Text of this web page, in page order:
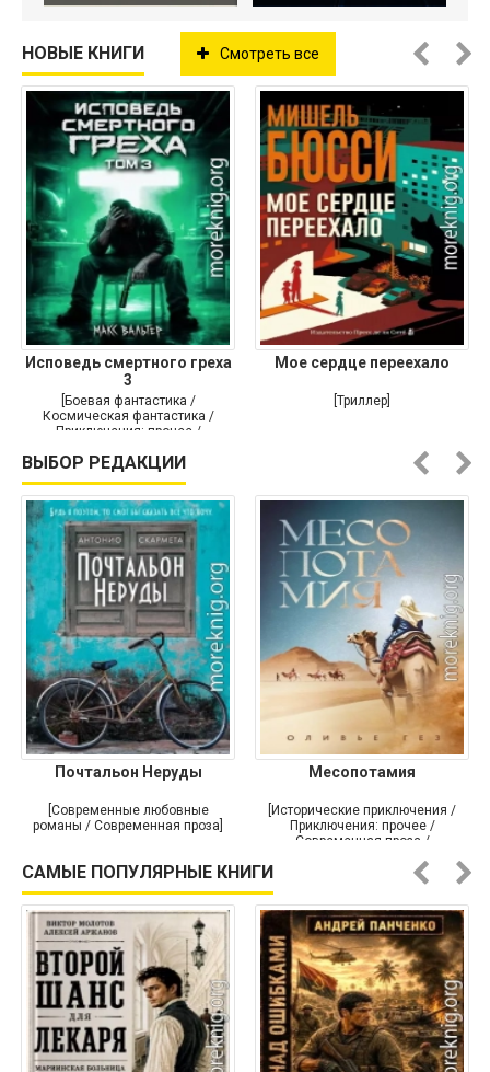
НОВЫЕ КНИГИ Смотреть все
Исповедь смертного греха
3
[Боевая фантастика /
Космическая фантастика /
Приключения: прочее /
Мое сердце переехало
[Триллер]
ВЫБОР РЕДАКЦИИ
Почтальон Неруды
[Современные любовные
романы / Современная проза]
Месопотамия
[Исторические приключения /
Приключения: прочее /
Современная проза /
САМЫЕ ПОПУЛЯРНЫЕ КНИГИ